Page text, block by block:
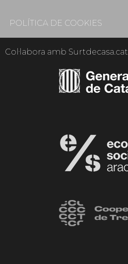
POLÍTICA DE COOKIES
Col·labora amb Surtdecasa.cat